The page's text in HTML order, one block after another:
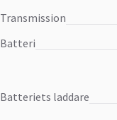
transmission
batteri
batteriets laddare